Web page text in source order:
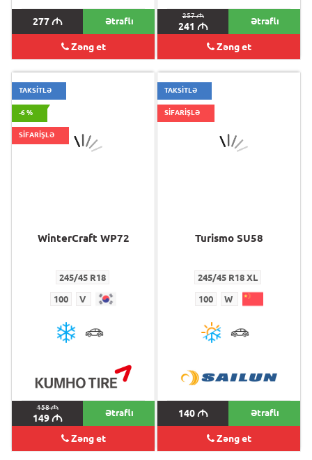
277M Ətraflı
Zəng et
257M
241 M Ətraflı
Zəng et
TAKSİTLƏ
-6 %
SİFARİŞLƏ
WinterCraft WP72
245/45 R18
100 V
158M
149M Ətraflı
Zəng et
TAKSİTLƏ
SİFARİŞLƏ
Turismo SU58
245/45 R18 XL
100 W
140M Ətraflı
Zəng et